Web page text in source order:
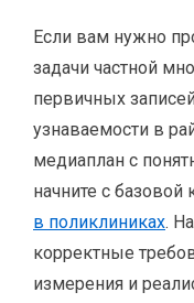
Если вам нужно
задачи частной
первичных
узнаваемости в
медиаплан с
начните с базовой
в поликлиниках.
корректные
измерения и